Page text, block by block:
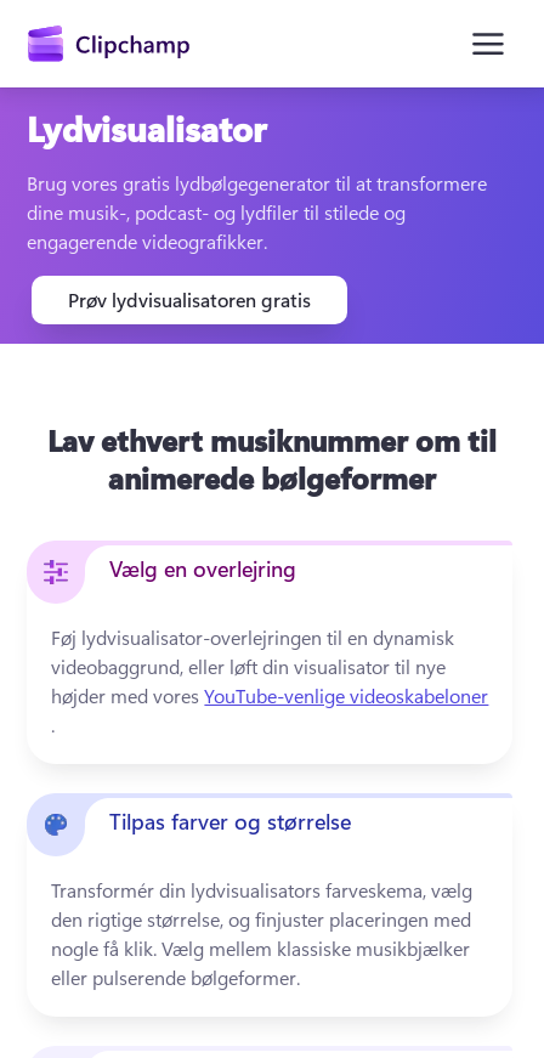
Lydvisualisator
Brug vores gratis lydbølgegenerator til at transformere
dine musik-, podcast- og lydfiler til stilede og
engagerende videografikker.
Prøv lydvisualisatoren gratis
Lav ethvert musiknummer om til
animerede bølgeformer
Vælg en overlejring
Føj lydvisualisator-overlejringen til en dynamisk
videobaggrund, eller løft din visualisator til nye
højder med vores YouTube-venlige videoskabeloner
.
Tilpas farver og størrelse
Transformér din lydvisualisators farveskema, vælg
den rigtige størrelse, og finjuster placeringen med
nogle få klik. Vælg mellem klassiske musikbjælker
eller pulserende bølgeformer.